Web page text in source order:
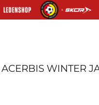
ACERBIS WINTER